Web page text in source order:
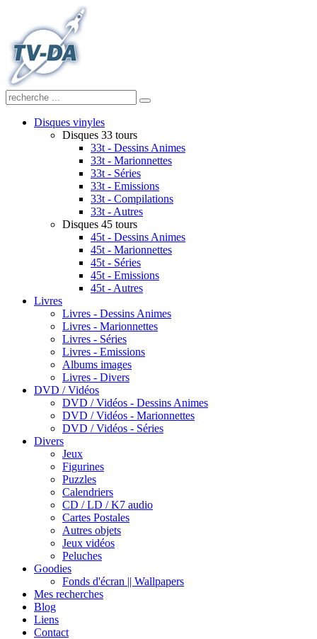
Disques vinyles
Disques 33 tours
33t - Dessins Animes
33t - Marionnettes
33t - Séries
33t - Emissions
33t - Compilations
33t - Autres
Disques 45 tours
45t - Dessins Animes
45t - Marionnettes
45t - Séries
45t - Emissions
45t - Autres
Livres
Livres - Dessins Animes
Livres - Marionnettes
Livres - Séries
Livres - Emissions
Albums images
Livres - Divers
DVD / Vidéos
DVD / Vidéos - Dessins Animes
DVD / Vidéos - Marionnettes
DVD / Vidéos - Séries
Divers
Jeux
Figurines
Puzzles
Calendriers
CD / LD / K7 audio
Cartes Postales
Autres objets
Jeux vidéos
Peluches
Goodies
Fonds d'écran || Wallpapers
Mes recherches
Blog
Liens
Contact